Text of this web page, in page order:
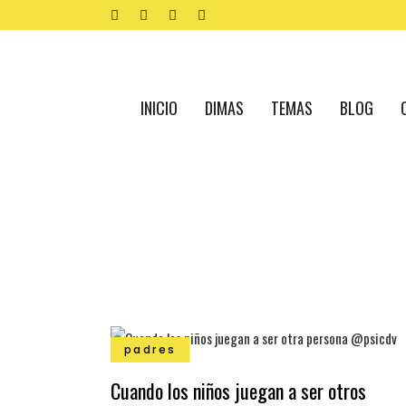
INICIO DIMAS TEMAS BLOG
padres
Cuando los niños juegan a ser otros